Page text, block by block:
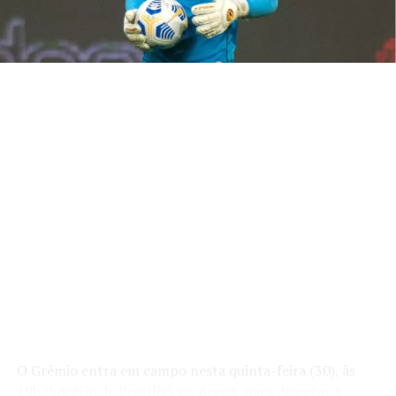
a defesa terá um novo nome pelo lado esquerdo, já que
Kannemann ficará fora por suspensão. Wagner
Leonardo desponta como favorito, embora Luís Eduardo